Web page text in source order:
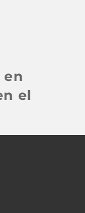
en
el